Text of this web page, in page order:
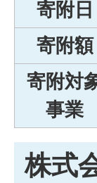
寄附日
寄附額
寄附対
事業
株式